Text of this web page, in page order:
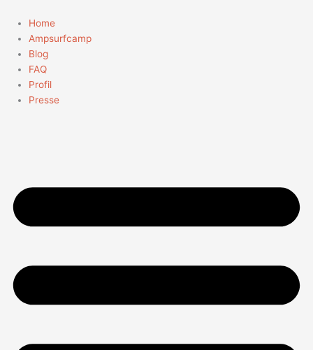
Inhalt
springen
Home
Ampsurfcamp
Blog
FAQ
Profil
Presse
nach: